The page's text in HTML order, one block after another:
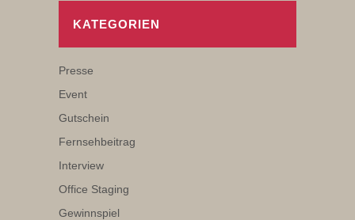
KATEGORIEN
Presse
Event
Gutschein
Fernsehbeitrag
Interview
Office Staging
Gewinnspiel